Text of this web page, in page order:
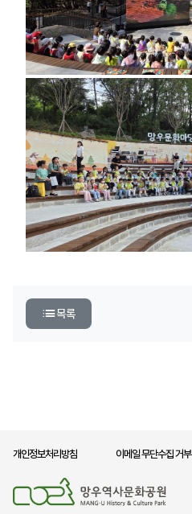
목록
개인정보처리방침 이메일 무단수집 거부